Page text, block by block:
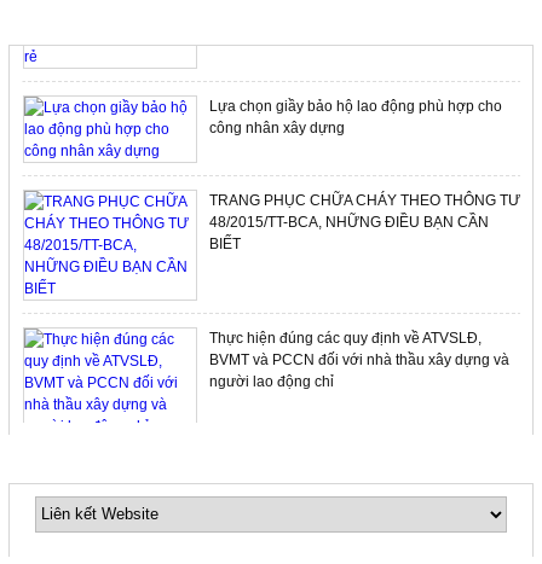
Lựa chọn giầy bảo hộ lao động phù hợp cho
công nhân xây dựng
TRANG PHỤC CHỮA CHÁY THEO THÔNG TƯ
48/2015/TT-BCA, NHỮNG ĐIỀU BẠN CẦN
BIẾT
Thực hiện đúng các quy định về ATVSLĐ,
BVMT và PCCN đối với nhà thầu xây dựng và
người lao động chỉ
thiết bị không thể thiếu cho gia đình bạn…